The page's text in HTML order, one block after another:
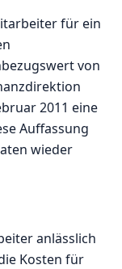
für ein
von
2011 eine
Auffassung
wieder
anlässlich
Kosten für